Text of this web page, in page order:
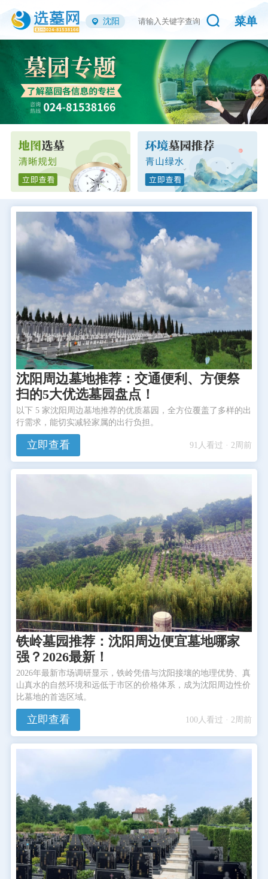
沈阳 菜单
沈阳周边墓地推荐：交通便利、方便祭
扫的5大优选墓园盘点！
以下 5 家沈阳周边墓地推荐的优质墓园，全方位覆盖了多样的出
行需求，能切实减轻家属的出行负担。
立即查看 91人看过 · 2周前
铁岭墓园推荐：沈阳周边便宜墓地哪家
强？2026最新！
2026年最新市场调研显示，铁岭凭借与沈阳接壤的地理优势、真
山真水的自然环境和远低于市区的价格体系，成为沈阳周边性价
比墓地的首选区域。
立即查看 100人看过 · 2周前